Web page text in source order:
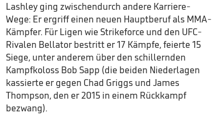
Lashley ging zwischendurch andere Karriere-
Wege: Er ergriff einen neuen Hauptberuf als MMA-
Kämpfer. Für Ligen wie Strikeforce und den UFC-
Rivalen Bellator bestritt er 17 Kämpfe, feierte 15
Siege, unter anderem über den schillernden
Kampfkoloss Bob Sapp (die beiden Niederlagen
kassierte er gegen Chad Griggs und James
Thompson, den er 2015 in einem Rückkampf
bezwang).